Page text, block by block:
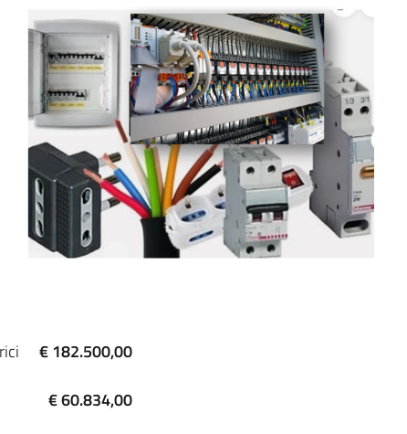
€ 182.500,00
€ 60.834,00